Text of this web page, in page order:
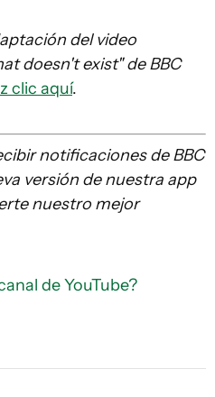
del video
doesn't exist" de BBC
clic aquí.
notificaciones de BBC
versión de nuestra app
nuestro mejor
de YouTube?